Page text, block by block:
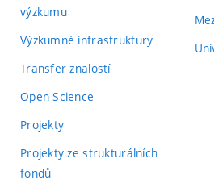
výzkumu
Výzkumné infrastruktury
Transfer znalostí
Open Science
Projekty
Projekty ze strukturálních
fondů